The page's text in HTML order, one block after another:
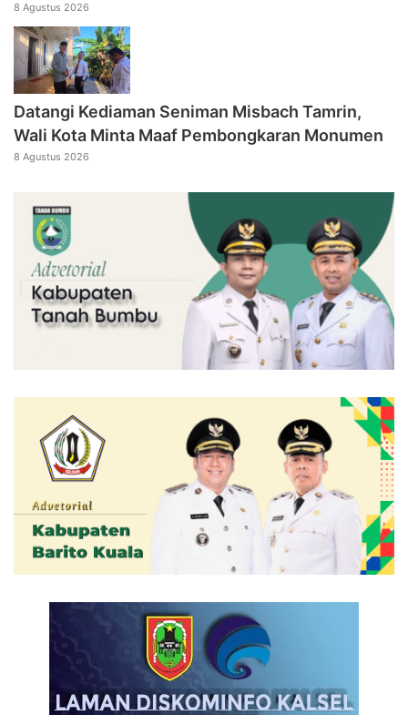
8 Agustus 2026
Datangi Kediaman Seniman Misbach Tamrin,
Wali Kota Minta Maaf Pembongkaran Monumen
8 Agustus 2026